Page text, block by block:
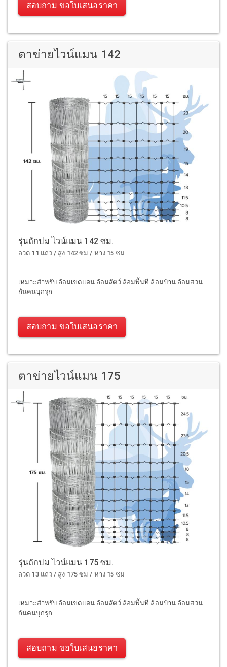
สอบถาม ขอใบเสนอราคา
ตาข่ายไวน์แมน 142
รุ่นถักปม ไวน์แมน 142 ซม.
ลวด 11 แถว / สูง 142 ซม / ห่าง 15 ซม
เหมาะสำหรับ ล้อมเขตแดน ล้อมสัตว์ ล้อมพื้นที่ ล้อมบ้าน ล้อมสวน
กันคนบุกรุก
สอบถาม ขอใบเสนอราคา
ตาข่ายไวน์แมน 175
รุ่นถักปม ไวน์แมน 175 ซม.
ลวด 13 แถว / สูง 175 ซม / ห่าง 15 ซม
เหมาะสำหรับ ล้อมเขตแดน ล้อมสัตว์ ล้อมพื้นที่ ล้อมบ้าน ล้อมสวน
กันคนบุกรุก
สอบถาม ขอใบเสนอราคา